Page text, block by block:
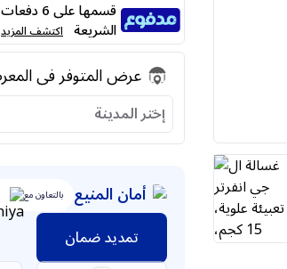
الشريعة اكتشف المزيد
عرض المتوفر فى
إختر المدينة
أمان المنيع بالتعاون مع
تمديد ضمان